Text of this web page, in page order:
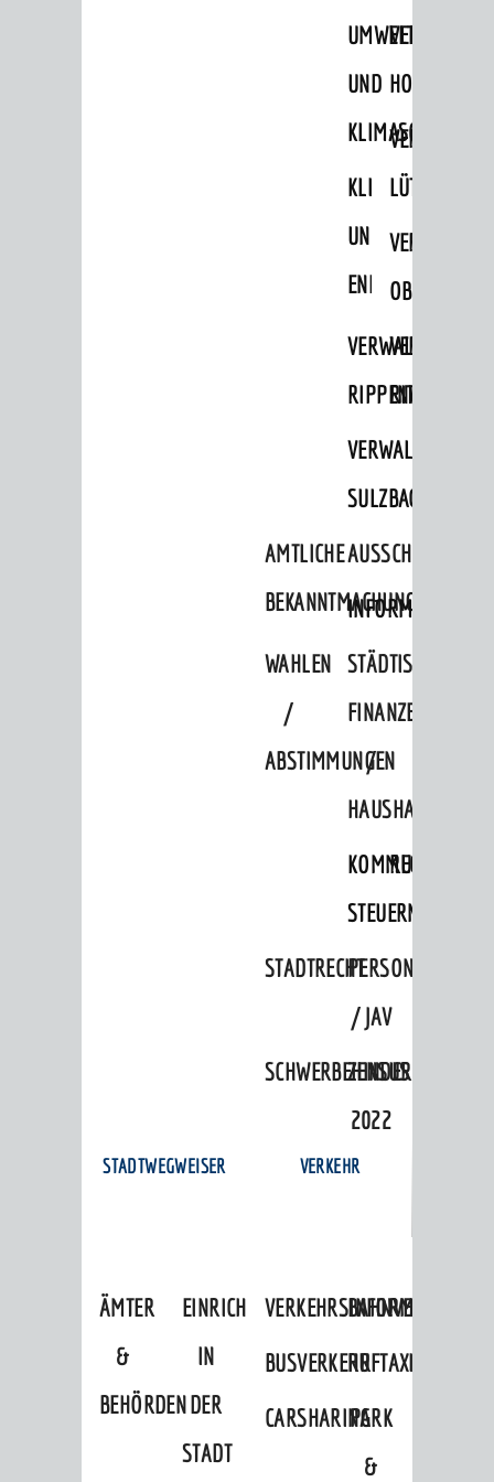
UMWELT-
UND
KLIMASCHUTZ
KLIMASCHUTZ
UND
RIPPENWEIER
SULZBACH
AMTLICHE
BEKANNTMACHUNGEN
WAHLEN
/
ABSTIMMUNGEN
STÄDTISCHE
FINANZEN
/
HAUSHALT
KOMMUNALE
STEUERN
STADTRECHTPERSONALRAT
/ JAV
ZENSUS
2022
STADTWEGWEISER
ÄMTER
&
BEHÖRDEN
EINRICHTUNGEN
IN
DER
STADT
VERKEHR
VERKEHRSINFORMATIONEN
BAHNVERKEHR
BUSVERKEHRRUFTAXI
CARSHARINGPARK
&